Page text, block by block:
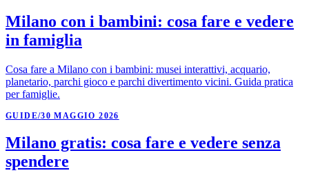
Milano con i bambini: cosa fare e vedere
in famiglia
Cosa fare a Milano con i bambini: musei interattivi, acquario,
planetario, parchi gioco e parchi divertimento vicini. Guida pratica
per famiglie.
GUIDE/30 MAGGIO 2026
Milano gratis: cosa fare e vedere senza
spendere